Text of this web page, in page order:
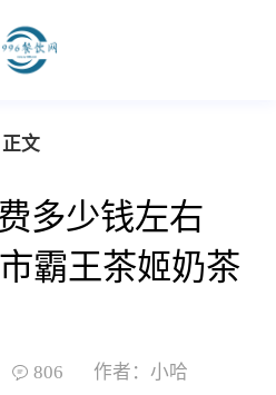
正文
多少钱左右
霸王茶姬奶茶
806 作者：小哈